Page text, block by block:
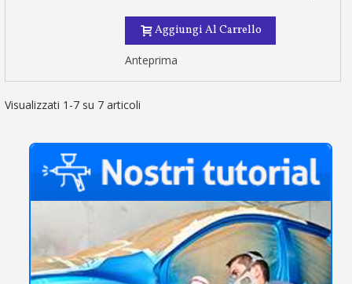
Aggiungi Al Carrello
Anteprima
Visualizzati 1-7 su 7 articoli